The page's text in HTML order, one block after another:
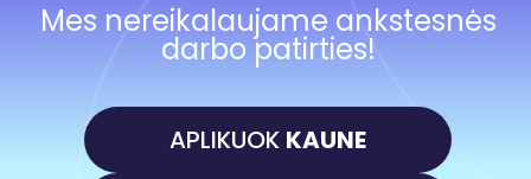
Mes nereikalaujame ankstesnės
darbo patirties!
APLIKUOK KAUNE